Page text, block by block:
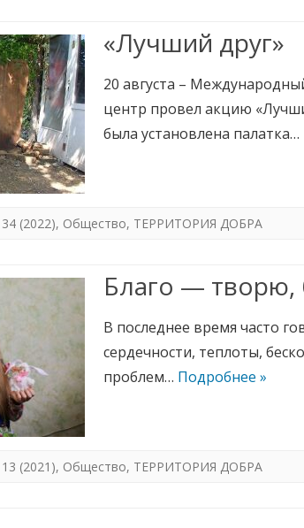
«Лучший друг»
20 августа –
центр провел акцию
была установлена палатка…
(2022), Общество, ТЕРРИТОРИЯ ДОБРА
Благо —
В последнее время часто
сердечности, теплоты,
проблем… Подробнее »
(2021), Общество, ТЕРРИТОРИЯ ДОБРА